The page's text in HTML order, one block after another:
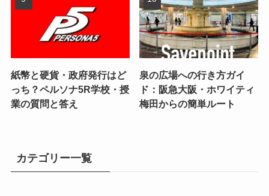
紙幣と硬貨・政府発行はど
っち？ペルソナ5R学校・授
業の質問と答え
泉の広場への行き方ガイ
ド：阪急大阪・ホワイティ
梅田からの簡単ルート
カテゴリー一覧